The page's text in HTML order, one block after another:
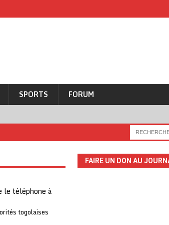
SPORTS FORUM
téléphone à
togolaises
FAIRE UN DON AU